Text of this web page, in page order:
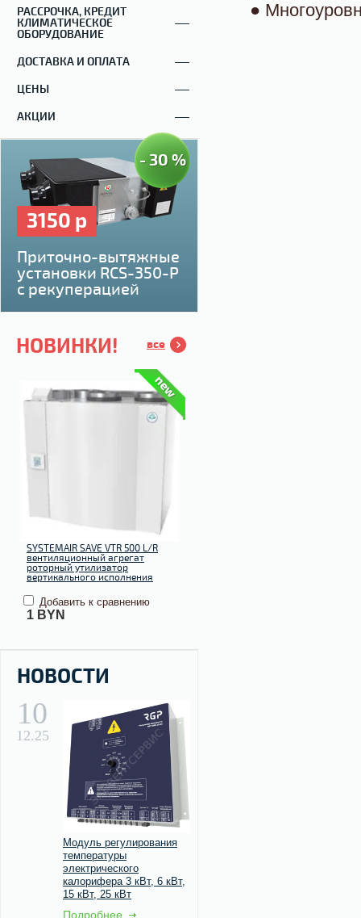
●
РАССРОЧКА, КРЕДИТ
КЛИМАТИЧЕСКОЕ
ОБОРУДОВАНИЕ
ДОСТАВКА И ОПЛАТА
ЦЕНЫ
АКЦИИ
3150 р
- 30 %
Приточно-вытяжные
установки RCS-350-P
с рекуперацией
НОВИНКИ! все
SYSTEMAIR SAVE VTR 500 L/R
вентиляционный агрегат
роторный утилизатор
вертикального исполнения
Добавить к сравнению
1 BYN
НОВОСТИ
10
12.25
Модуль регулирования
температуры
электрического
калорифера 3 кВт, 6 кВт,
15 кВт, 25 кВт
Подробнее